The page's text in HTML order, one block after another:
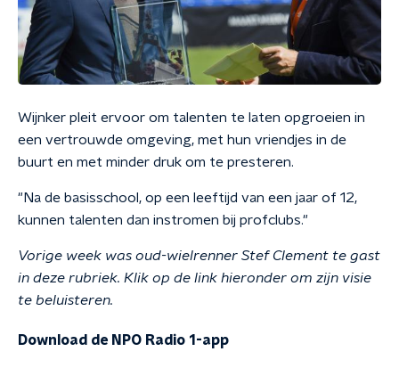
Wijnker pleit ervoor om talenten te laten opgroeien in
een vertrouwde omgeving, met hun vriendjes in de
buurt en met minder druk om te presteren.
"Na de basisschool, op een leeftijd van een jaar of 12,
kunnen talenten dan instromen bij profclubs."
Vorige week was oud-wielrenner Stef Clement te gast
in deze rubriek. Klik op de link hieronder om zijn visie
te beluisteren.
Download de NPO Radio 1-app